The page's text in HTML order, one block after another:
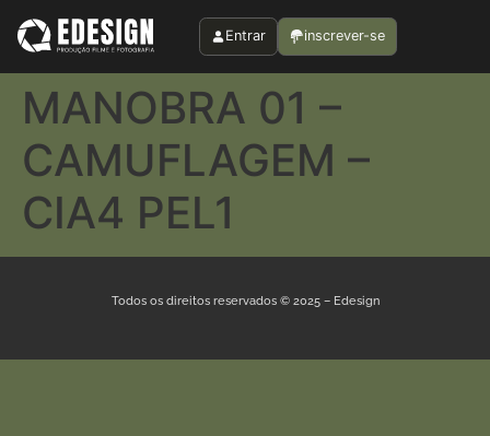
Entrar inscrever-se
MANOBRA 01 –
CAMUFLAGEM –
CIA4 PEL1
Todos os direitos reservados © 2025 – Edesign